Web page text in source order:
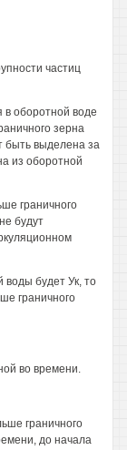
частиц
оборотной воде
зерна
быть выделена за
из оборотной
граничного
будут
воды будет Ук, то
граничного
во времени.
граничного
до начала